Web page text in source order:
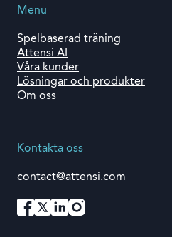
Kontakta oss
contact@attensi.com
Menu
Spelbaserad träning
Attensi AI
Våra kunder
Lösningar och produkter
Om oss